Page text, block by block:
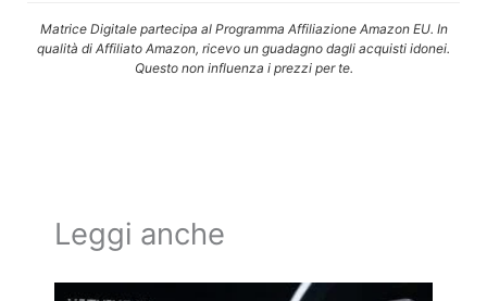
Matrice Digitale partecipa al Programma Affiliazione Amazon EU. In
qualità di Affiliato Amazon, ricevo un guadagno dagli acquisti idonei.
Questo non influenza i prezzi per te.
Leggi anche